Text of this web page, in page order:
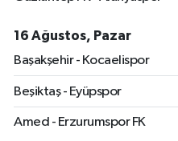
16 Ağustos, Pazar
Başakşehir - Kocaelispor
Beşiktaş - Eyüpspor
Amed - Erzurumspor FK